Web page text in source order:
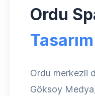
Ordu
Tasarım
Ordu merkezli
Göksoy